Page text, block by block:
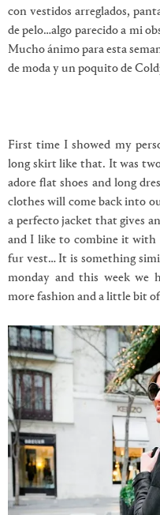
con vestidos arreglados,
de pelo…algo parecido a mi
Mucho ánimo para esta
de moda y un poquito de
First time I showed my
long skirt like that. It was
adore flat shoes and long
clothes will come back into
a perfecto jacket that gives
and I like to combine it with
fur vest… It is something
monday and this week we
more fashion and a little bit